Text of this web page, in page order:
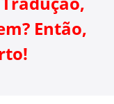
Então,